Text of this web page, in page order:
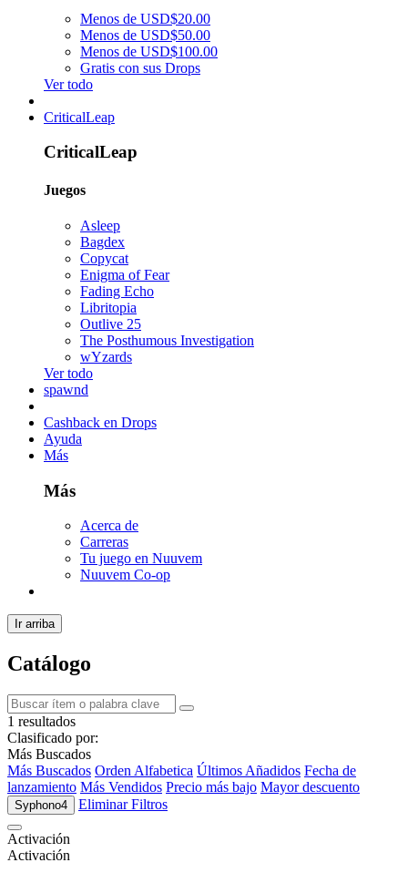
Menos de USD$20.00
Menos de USD$50.00
Menos de USD$100.00
Gratis con sus Drops
Ver todo
CriticalLeap
CriticalLeap
Juegos
Asleep
Bagdex
Copycat
Enigma of Fear
Fading Echo
Libritopia
Outlive 25
The Posthumous Investigation
wYzards
Ver todo
spawnd
Cashback en Drops
Ayuda
Más
Más
Acerca de
Carreras
Tu juego en Nuuvem
Nuuvem Co-op
Ir arriba
Catálogo
1 resultados
Clasificado por:
Más Buscados
Más Buscados Orden Alfabetica Últimos Añadidos Fecha de
lanzamiento Más Vendidos Precio más bajo Mayor descuento
Syphono4 Eliminar Filtros
Activación
Activación